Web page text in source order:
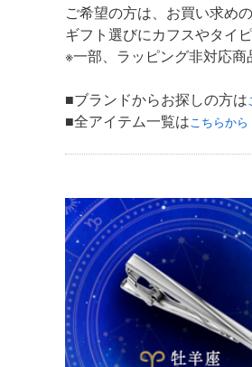
ご希望の方は、お買い求め
ギフト選びにカフスやタイ
※一部、ラッピング非対応商
■ブランドからお探しの方は
■全アイテム一覧は こちらから